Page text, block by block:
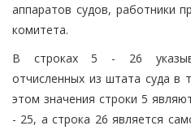
аппаратов судов, работники
комитета.
В строках 5 - 26
отчисленных из штата суда в
этом значения строки 5
- 25, а строка 26 является